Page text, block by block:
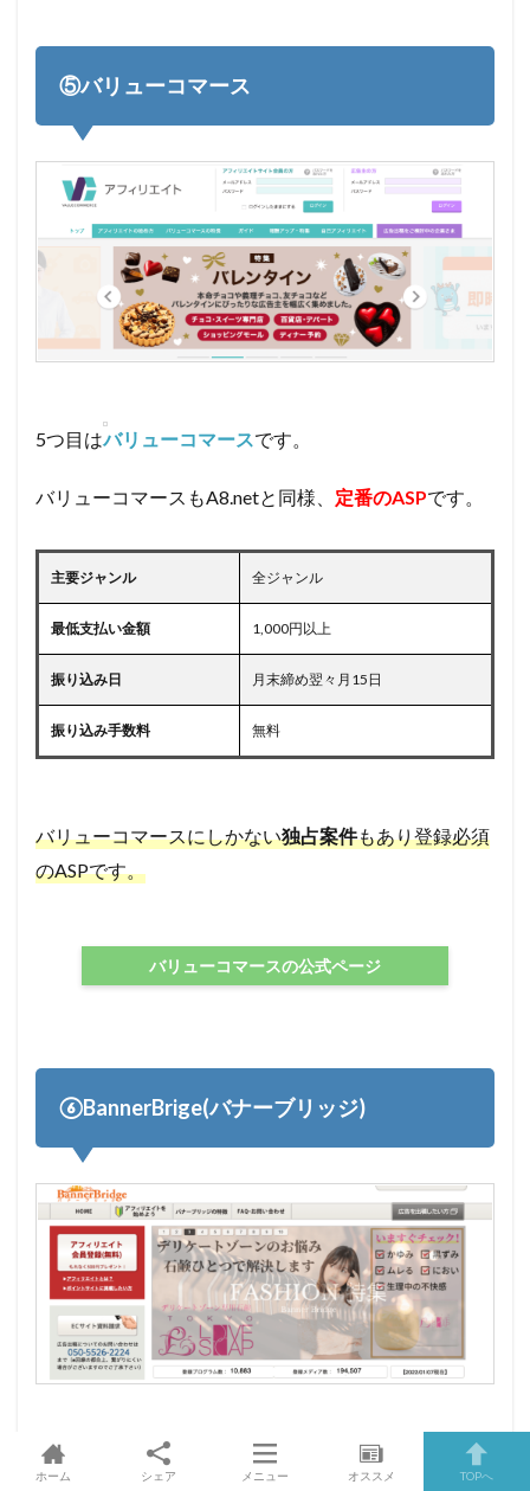
⑤バリューコマース
5つ目はバリューコマースです。
バリューコマースもA8.netと同様、 定番のASPです。
主要ジャンル 全ジャンル
最低支払い金額 1,000円以上
振り込み日 月末締め翌々月15日
振り込み手数料 無料
バリューコマースにしかない独占案件もあり登録必須
のASPです。
バリューコマースの公式ページ
⑥BannerBrige(バナーブリッジ)
最後は バナーブリッジ です。
ホーム シェア メニュー オススメ TOPへ